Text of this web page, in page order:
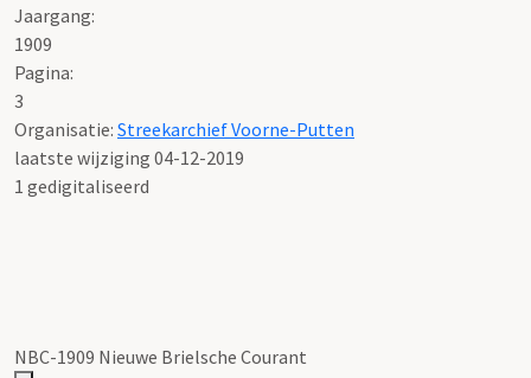
Jaargang:
1909
Pagina:
3
Organisatie: Streekarchief Voorne-Putten
laatste wijziging 04-12-2019
1 gedigitaliseerd
NBC-1909 Nieuwe Brielsche Courant